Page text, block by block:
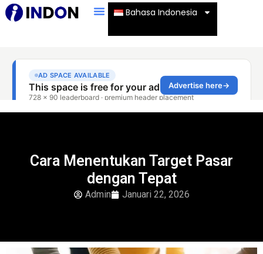
Bahasa Indonesia
Cara Menentukan Target Pasar
dengan Tepat
Admin Januari 22, 2026